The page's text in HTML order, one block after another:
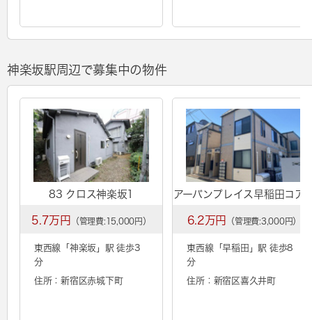
神楽坂駅周辺で募集中の物件
83 クロス神楽坂1
5.7万円 （管理費:15,000円）
東西線「 神楽坂 」駅 徒歩3
分
住所：新宿区赤城下町
アーバンプレイス早稲田コア
6.2万円 （管理費:3,000円）
東西線「 早稲田 」駅 徒歩8
分
住所：新宿区喜久井町